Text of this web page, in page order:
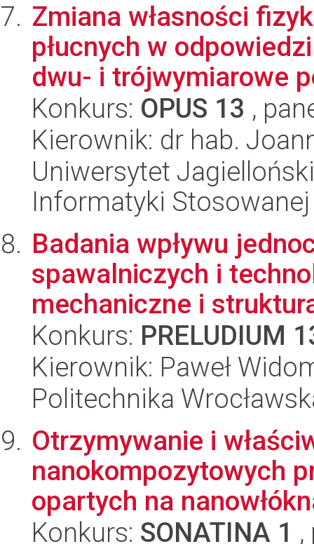
Zmiana własności
płucnych w
dwu- i trójwymiarowe
Konkurs: OPUS 13 ,
Kierownik: dr hab.
Uniwersytet
Informatyki Stosowanej
Badania wpływu
spawalniczych i
mechaniczne i
Konkurs: PRELUDIUM
Kierownik: Paweł
Politechnika
Otrzymywanie i
nanokompozytowych
opartych na
Konkurs: SONATINA 1